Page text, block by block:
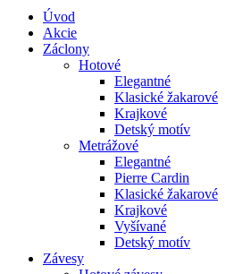
Úvod
Akcie
Záclony
Hotové
Elegantné
Klasické žakarové
Krajkové
Detský motív
Metrážové
Elegantné
Pierre Cardin
Klasické žakarové
Krajkové
Vyšívané
Detský motív
Závesy